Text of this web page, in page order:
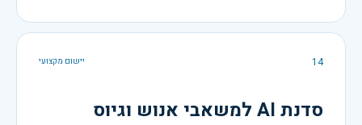
14 יישום מקצועי
סדנת AI למשאבי אנוש וגיוס